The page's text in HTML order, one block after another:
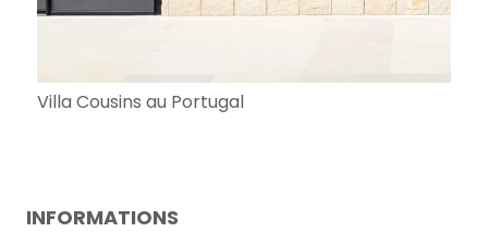
Villa Cousins au Portugal
INFORMATIONS